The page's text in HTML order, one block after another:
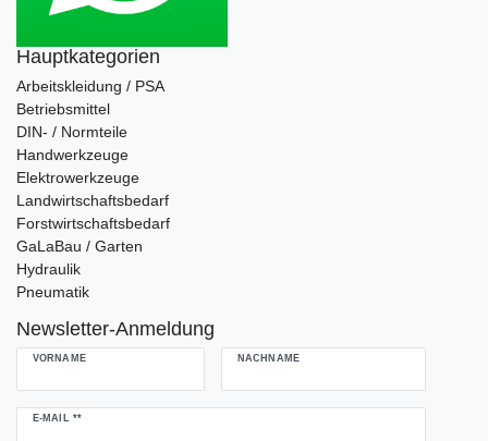
Hauptkategorien
Arbeitskleidung / PSA
Betriebsmittel
DIN- / Normteile
Handwerkzeuge
Elektrowerkzeuge
Landwirtschaftsbedarf
Forstwirtschaftsbedarf
GaLaBau / Garten
Hydraulik
Pneumatik
Newsletter-Anmeldung
VORNAME NACHNAME
E-MAIL **
Newsletter